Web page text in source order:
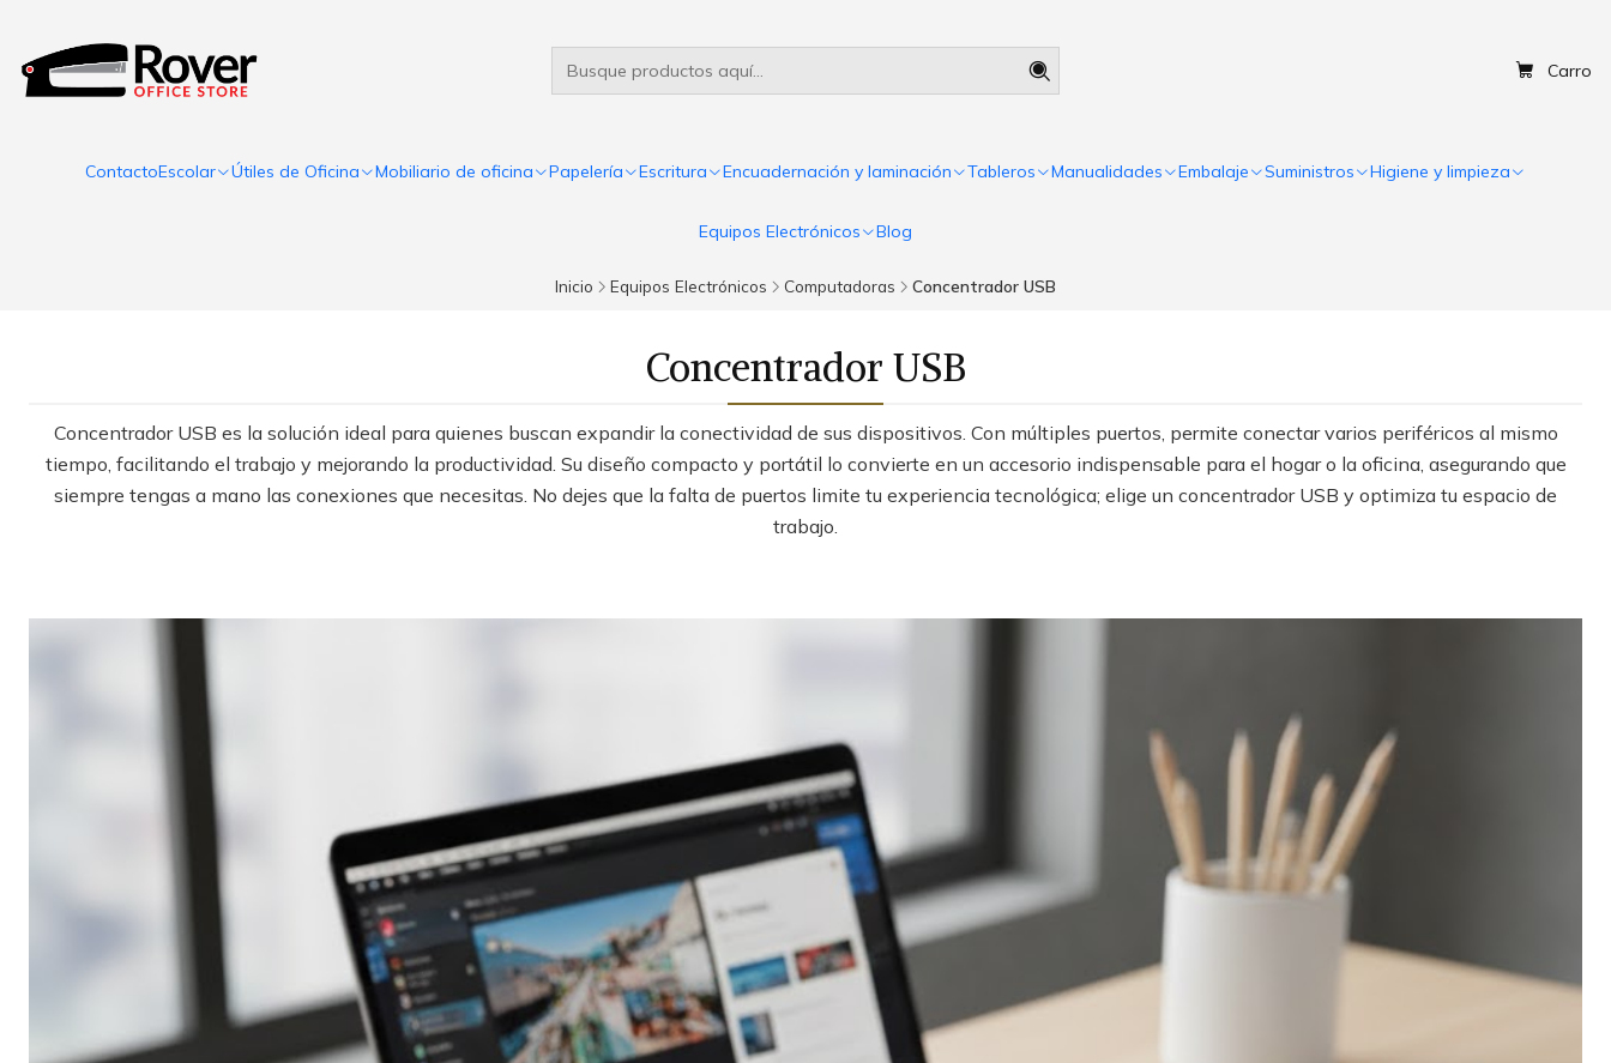
Carro
ContactoEscolar Útiles de Oficina Mobiliario de oficina Papelería Escritura Encuadernación y laminación Tableros Manualidades Embalaje Suministros Higiene y limpieza
Equipos Electrónicos Blog
Inicio Equipos Electrónicos Computadoras Concentrador USB
Concentrador USB
Concentrador USB es la solución ideal para quienes buscan expandir la conectividad de sus dispositivos. Con múltiples puertos, permite conectar varios periféricos al mismo
tiempo, facilitando el trabajo y mejorando la productividad. Su diseño compacto y portátil lo convierte en un accesorio indispensable para el hogar o la oficina, asegurando que
siempre tengas a mano las conexiones que necesitas. No dejes que la falta de puertos limite tu experiencia tecnológica; elige un concentrador USB y optimiza tu espacio de
trabajo.